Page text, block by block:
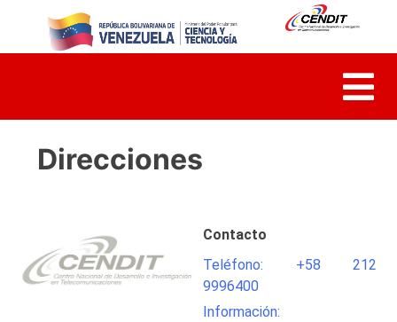
content
Direcciones
Contacto
Teléfono: +58 212
9996400
Información: